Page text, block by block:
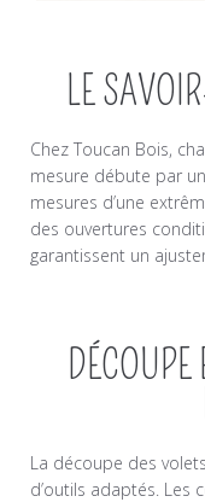
LE
Chez Toucan Bois,
mesure débute par
mesures d’une
des ouvertures
garantissent un
DÉCOUPE
La découpe des
d’outils adaptés. Les